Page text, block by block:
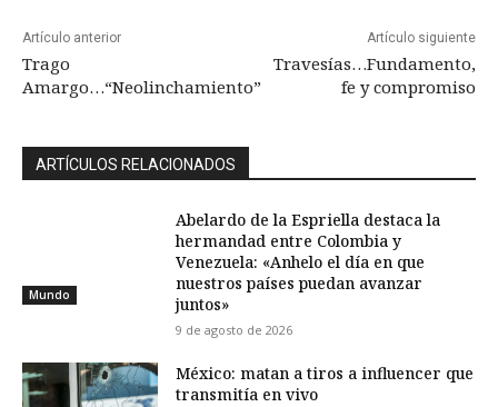
Artículo anterior
Trago
Amargo…“Neolinchamiento”
Artículo siguiente
Travesías…Fundamento,
fe y compromiso
ARTÍCULOS RELACIONADOS
Mundo
Abelardo de la Espriella destaca la
hermandad entre Colombia y
Venezuela: «Anhelo el día en que
nuestros países puedan avanzar
juntos»
9 de agosto de 2026
México: matan a tiros a influencer que
transmitía en vivo